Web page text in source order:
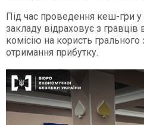
Під час проведення кеш-гри у
закладу відраховує з гравців
комісію на користь
отримання прибутку.